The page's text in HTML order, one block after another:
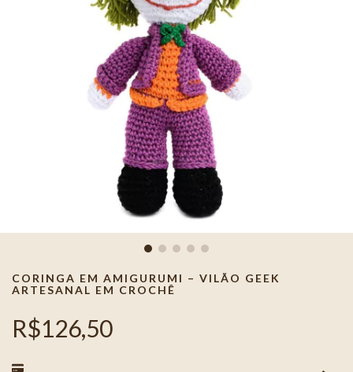
CORINGA EM AMIGURUMI – VILÃO GEEK
ARTESANAL EM CROCHÊ
R$126,50